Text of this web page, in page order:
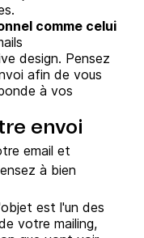
comme celui
design. Pensez
afin de vous
à vos
envoi
email et
à bien
est l'un des
votre mailing,